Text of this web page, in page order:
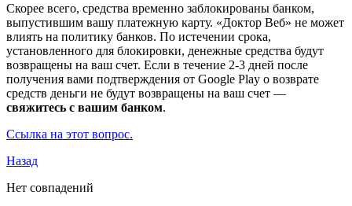
Скорее всего, средства временно заблокированы банком,
выпустившим вашу платежную карту. «Доктор Веб» не может
влиять на политику банков. По истечении срока,
установленного для блокировки, денежные средства будут
возвращены на ваш счет. Если в течение 2-3 дней после
получения вами подтверждения от Google Play о возврате
средств деньги не будут возвращены на ваш счет —
свяжитесь с вашим банком.
Ссылка на этот вопрос.
Назад
Нет совпадений